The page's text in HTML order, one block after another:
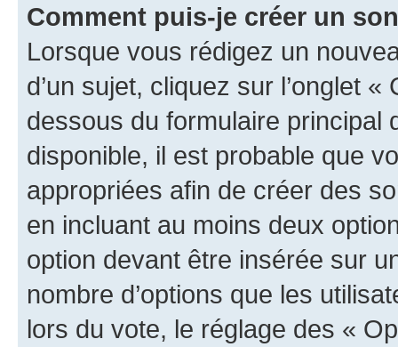
Comment puis-je créer un
Lorsque vous rédigez un
d’un sujet, cliquez sur l’onglet
dessous du formulaire principal
disponible, il est probable que
appropriées afin de créer des
en incluant au moins deux
option devant être insérée sur
nombre d’options que les
lors du vote, le réglage des «